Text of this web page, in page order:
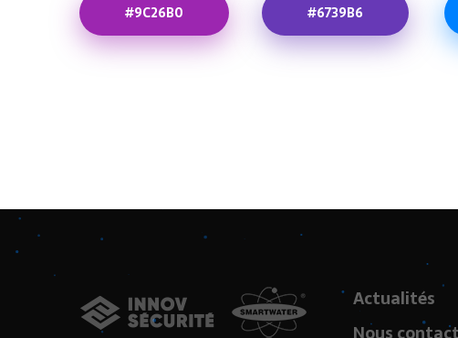
#9C26B0 #6739B6
Actualités